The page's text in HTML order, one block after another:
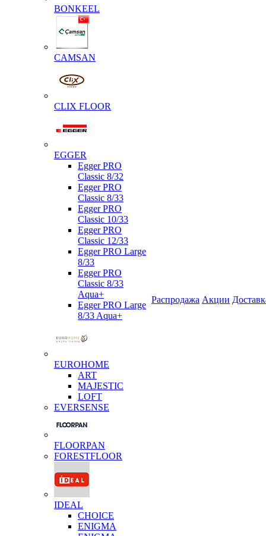
BONKEEL
CAMSAN
CLIX FLOOR
EGGER
Egger PRO
Classic 8/32
Egger PRO
Classic 8/33
Egger PRO
Classic 10/33
Egger PRO
Classic 12/33
Egger PRO Large
8/33
Egger PRO
Classic 8/33
Aqua+
Egger PRO Large
8/33 Aqua+
EUROHOME
ART
MAJESTIC
LOFT
EVERSENSE
FLOORPAN
FORESTFLOOR
IDEAL
CHOICE
ENIGMA
Распродажа Акции